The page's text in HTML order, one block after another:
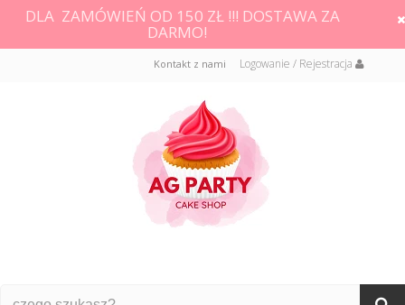
DLA ZAMÓWIEŃ OD 150 ZŁ !!! DOSTAWA ZA
DARMO!
Logowanie / Rejestracja
Kontakt z nami